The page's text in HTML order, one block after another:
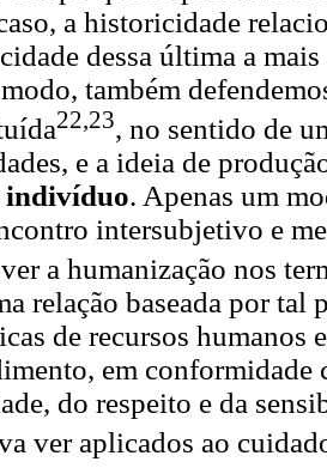
a historicidade
dessa última a
também
22,23, no sentido de
e a ideia de
indivíduo. Apenas um
intersubjetivo e
a humanização nos
relação baseada por
de recursos humanos
em conformidade
do respeito e da
ver aplicados ao